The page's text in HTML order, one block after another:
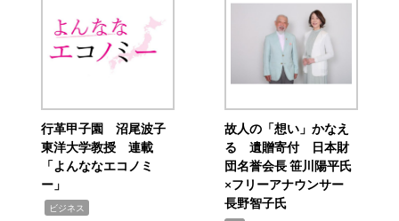
行革甲子園 沼尾波子
東洋大学教授 連載
「よんななエコノミ
ー」
ビジネス
故人の「想い」かなえ
る 遺贈寄付 日本財
団名誉会長 笹川陽平氏
×フリーアナウンサー
長野智子氏